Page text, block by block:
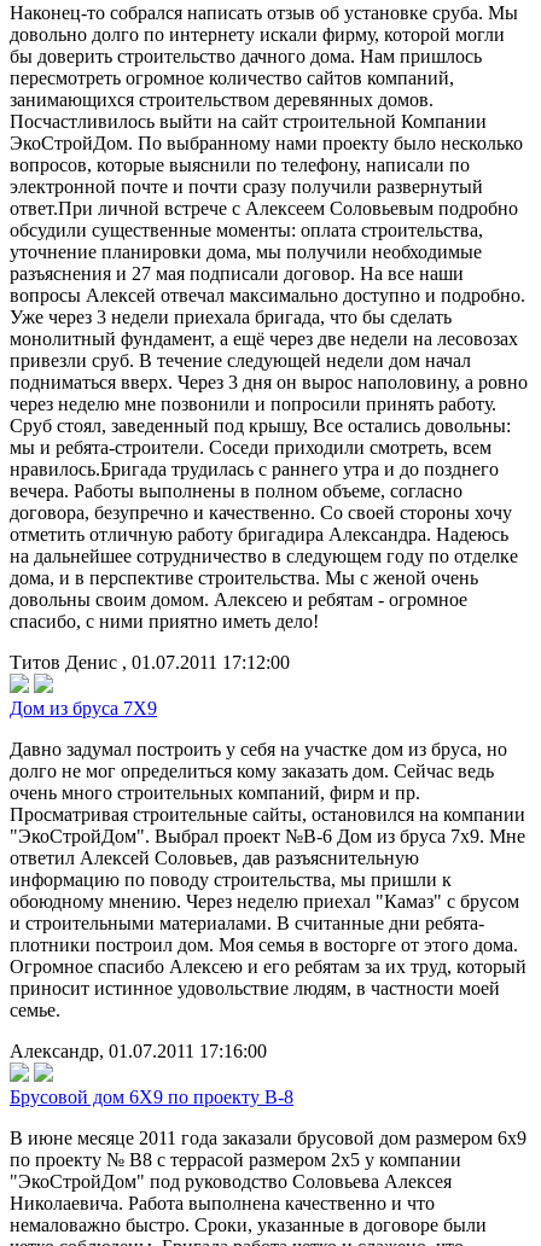
Наконец-то собрался написать отзыв об установке сруба. Мы
довольно долго по интернету искали фирму, которой могли
бы доверить строительство дачного дома. Нам пришлось
пересмотреть огромное количество сайтов компаний,
занимающихся строительством деревянных домов.
Посчастливилось выйти на сайт строительной Компании
ЭкоСтройДом. По выбранному нами проекту было несколько
вопросов, которые выяснили по телефону, написали по
электронной почте и почти сразу получили развернутый
ответ.При личной встрече с Алексеем Соловьевым подробно
обсудили существенные моменты: оплата строительства,
уточнение планировки дома, мы получили необходимые
разъяснения и 27 мая подписали договор. На все наши
вопросы Алексей отвечал максимально доступно и подробно.
Уже через 3 недели приехала бригада, что бы сделать
монолитный фундамент, а ещё через две недели на лесовозах
привезли сруб. В течение следующей недели дом начал
подниматься вверх. Через 3 дня он вырос наполовину, а ровно
через неделю мне позвонили и попросили принять работу.
Сруб стоял, заведенный под крышу, Все остались довольны:
мы и ребята-строители. Соседи приходили смотреть, всем
нравилось.Бригада трудилась с раннего утра и до позднего
вечера. Работы выполнены в полном объеме, согласно
договора, безупречно и качественно. Со своей стороны хочу
отметить отличную работу бригадира Александра. Надеюсь
на дальнейшее сотрудничество в следующем году по отделке
дома, и в перспективе строительства. Мы с женой очень
довольны своим домом. Алексею и ребятам - огромное
спасибо, с ними приятно иметь дело!
Титов Денис , 01.07.2011 17:12:00
Дом из бруса 7Х9
Давно задумал построить у себя на участке дом из бруса, но
долго не мог определиться кому заказать дом. Сейчас ведь
очень много строительных компаний, фирм и пр.
Просматривая строительные сайты, остановился на компании
"ЭкоСтройДом". Выбрал проект №В-6 Дом из бруса 7х9. Мне
ответил Алексей Соловьев, дав разъяснительную
информацию по поводу строительства, мы пришли к
обоюдному мнению. Через неделю приехал "Камаз" с брусом
и строительными материалами. В считанные дни ребята-
плотники построил дом. Моя семья в восторге от этого дома.
Огромное спасибо Алексею и его ребятам за их труд, который
приносит истинное удовольствие людям, в частности моей
семье.
Александр, 01.07.2011 17:16:00
Брусовой дом 6Х9 по проекту В-8
В июне месяце 2011 года заказали брусовой дом размером 6х9
по проекту № В8 с террасой размером 2х5 у компании
"ЭкоСтройДом" под руководство Соловьева Алексея
Николаевича. Работа выполнена качественно и что
немаловажно быстро. Сроки, указанные в договоре были